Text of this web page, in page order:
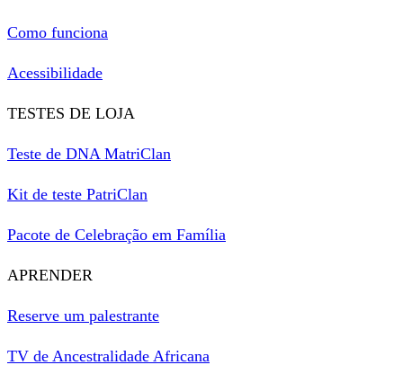
Como funciona
Acessibilidade
TESTES DE LOJA
Teste de DNA MatriClan
Kit de teste PatriClan
Pacote de Celebração em Família
APRENDER
Reserve um palestrante
TV de Ancestralidade Africana